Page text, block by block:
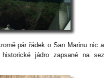
pár řádek o San Marinu nic
jádro zapsané na